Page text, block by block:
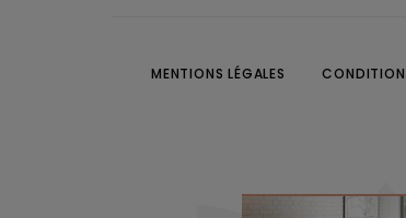
MENTIONS LÉGALES